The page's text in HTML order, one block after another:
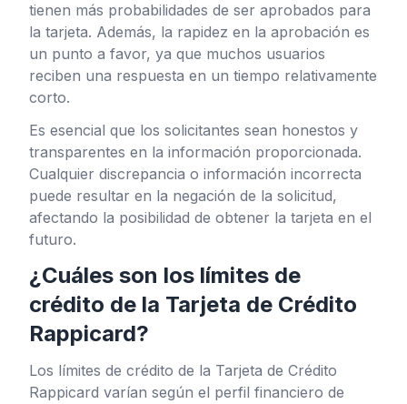
tienen más probabilidades de ser aprobados para
la tarjeta. Además, la rapidez en la aprobación es
un punto a favor, ya que muchos usuarios
reciben una respuesta en un tiempo relativamente
corto.
Es esencial que los solicitantes sean honestos y
transparentes en la información proporcionada.
Cualquier discrepancia o información incorrecta
puede resultar en la negación de la solicitud,
afectando la posibilidad de obtener la tarjeta en el
futuro.
¿Cuáles son los límites de
crédito de la Tarjeta de Crédito
Rappicard?
Los límites de crédito de la Tarjeta de Crédito
Rappicard varían según el perfil financiero de